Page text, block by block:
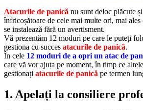
Atacurile de panică nu sunt deloc plăcute
înfricoșătoare de cele mai multe ori, mai
se instalează fără un avertisment.
Vă prezentăm 12 moduri pe care le puteți
gestiona cu succes atacurile de panică.
În cele 12 moduri de a opri un atac de
care vă vor ajuta pe moment, în timp ce
gestionați atacurile de panică pe termen
1. Apelați la consiliere